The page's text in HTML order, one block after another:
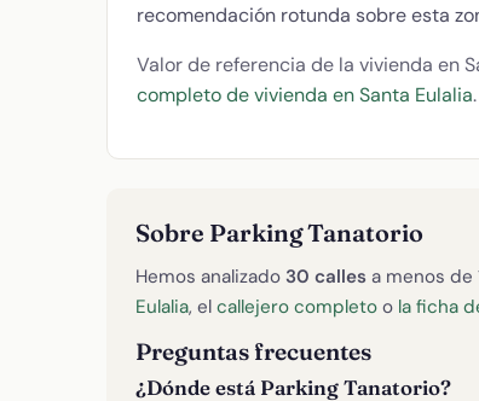
recomendación rotunda sobre esta
Valor de referencia de la vivienda en
completo de vivienda en Santa Eulalia.
Sobre Parking Tanatorio
Hemos analizado 30 calles a menos de
Eulalia, el callejero completo o la ficha
Preguntas frecuentes
¿Dónde está Parking Tanatorio?